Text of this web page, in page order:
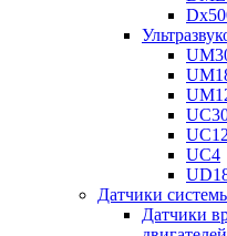
UC12
UC4
Датчики
Датчики